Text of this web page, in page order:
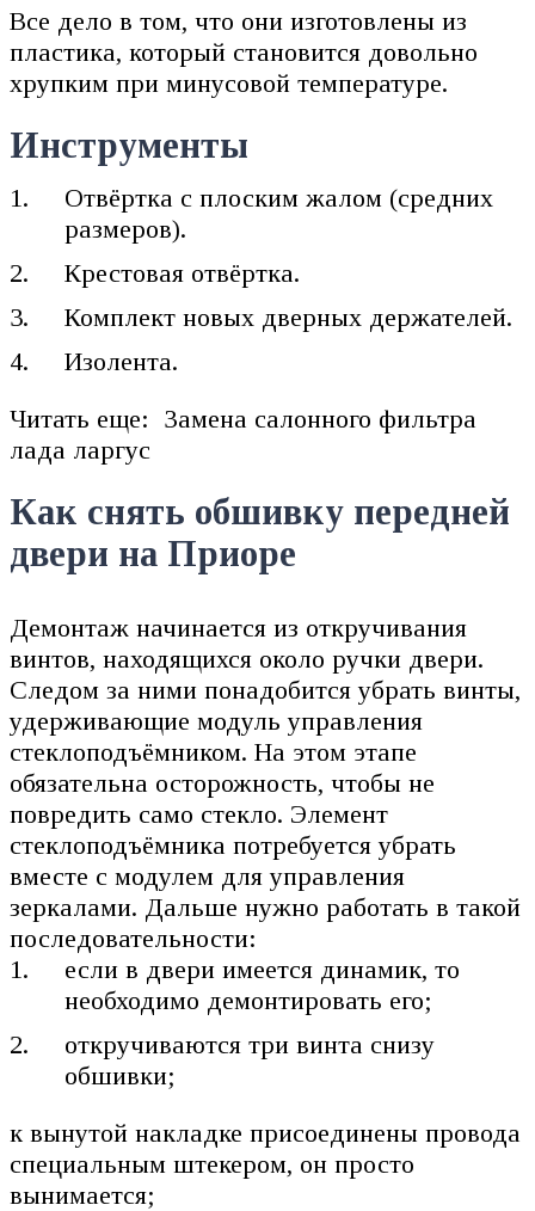
Все дело в том, что они изготовлены из
пластика, который становится довольно
хрупким при минусовой температуре.
Инструменты
Отвёртка с плоским жалом (средних
размеров).
Крестовая отвёртка.
Комплект новых дверных держателей.
Изолента.
Читать еще: Замена салонного фильтра
лада ларгус
Как снять обшивку передней
двери на Приоре
Демонтаж начинается из откручивания
винтов, находящихся около ручки двери.
Следом за ними понадобится убрать винты,
удерживающие модуль управления
стеклоподъёмником. На этом этапе
обязательна осторожность, чтобы не
повредить само стекло. Элемент
стеклоподъёмника потребуется убрать
вместе с модулем для управления
зеркалами. Дальше нужно работать в такой
последовательности:
если в двери имеется динамик, то
необходимо демонтировать его;
откручиваются три винта снизу
обшивки;
к вынутой накладке присоединены провода
специальным штекером, он просто
вынимается;